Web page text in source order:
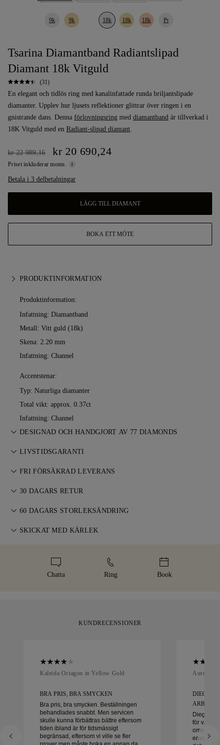
9k 9k 18k 18k 18k Pt
Tsarina Diamantband Radiantslipad
Diamant 18k Vitguld
(31)
En elegant och tidlös ring med kanalinfattade runda briljantslipade
diamanter. Upplev hur ljusets reflektioner glittrar över ringen i en
gnistrande dans. Denna förlovningsring med diamantband är tillverkad i
18K Vitguld med en Radiant-slipad diamant.
kr 22 989,16 kr 20 690,24
Priset inkluderar moms.
Betala i 3 delbetalningar
LÄGG TILL DIAMANT
BOKA ETT MÖTE
PRODUKTINFORMATION
Produktinformation:
Infattning: Diamantband
Metall: Vitt guld (18k)
Skena: 2.20 mm
Infattning: Channel
Accentstenar:
Typ: Naturliga diamanter
Total vikt: approx. 0.37ct
Infattning: Channel
DESIGNAD OCH HANDGJORT AV 77 DIAMONDS
Konsten att skapa smycken, förfinad av 77 Diamonds
LIVSTIDSGARANTI
Vid köp hos 77 Diamonds ingår livstidsgaranti mot
Läs mer i våravillkor
FRI FÖRSÄKRAD LEVERANS
Allt porto är gratis, oavsett var du bor. Vi skickar ditt föremål
specialleveransservice, direkt till din ytterdörr. Vi försäkrar alla
leveransen. För vissa varor med högt värde använder vi en
du inte vara helt nöjd med ditt köp kan du returnera eller byta
30 DAGARS RETUR
Om du inte är helt nöjd kan du returnera eller byta ditt köp
60 DAGARS STORLEKSÄNDRING
För perfekt passform erbjuder 77 Diamonds kostnadsfri
SKICKAT MED KÄRLEK
levereras i vår ikoniska gula ask — elegant inslaget och redo
Chatta Ring Book
KUNDRECENSIONER
Kaleida Octagon in Yellow Gold
BRA PRIS, BRA SMYCKEN
Bra pris, bra smycken. Beställningen
behandlades snabbt. Men servicen
skulle kunna förbättras bättre eftersom
tiden ibland är för tidsmässigt
begränsad, eftersom vi ville se fler
Aurelle in
DIEGO
ARBETA
Diego
för våra
omsorg